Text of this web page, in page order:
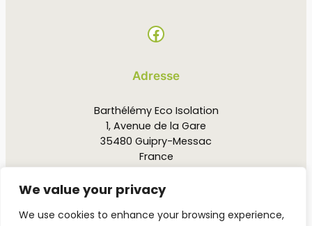
We value your privacy
We use cookies to enhance your browsing experience,
Facebook
Adresse
Barthélémy Eco Isolation
1, Avenue de la Gare
35480 Guipry-Messac
France
Horaires